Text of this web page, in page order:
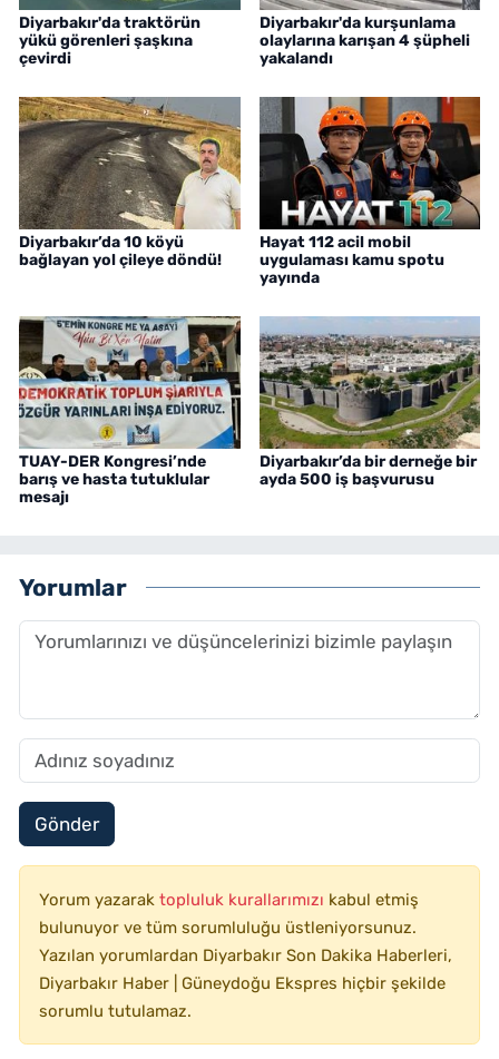
Diyarbakır'da traktörün
yükü görenleri şaşkına
çevirdi
Diyarbakır'da kurşunlama
olaylarına karışan 4 şüpheli
yakalandı
Diyarbakır’da 10 köyü
bağlayan yol çileye döndü!
Hayat 112 acil mobil
uygulaması kamu spotu
yayında
TUAY-DER Kongresi’nde
barış ve hasta tutuklular
mesajı
Diyarbakır’da bir derneğe bir
ayda 500 iş başvurusu
Yorumlar
Gönder
Yorum yazarak topluluk kurallarımızı kabul etmiş
bulunuyor ve tüm sorumluluğu üstleniyorsunuz.
Yazılan yorumlardan Diyarbakır Son Dakika Haberleri,
Diyarbakır Haber | Güneydoğu Ekspres hiçbir şekilde
sorumlu tutulamaz.